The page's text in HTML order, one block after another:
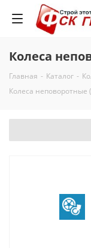
Колеса
Главная - Каталог -
Колеса неповоротные